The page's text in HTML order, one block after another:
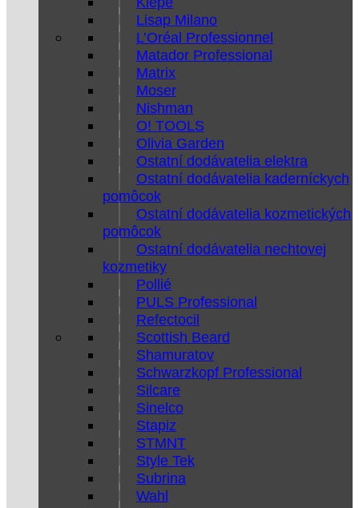
Lisap Milano
L’Oréal Professionnel
Matador Professional
Matrix
Moser
Nishman
O! TOOLS
Olivia Garden
Ostatní dodávatelia elektra
Ostatní dodávatelia kaderníckych
pomôcok
Ostatní dodávatelia kozmetických
pomôcok
Ostatní dodávatelia nechtovej
kozmetiky
Pollié
PULS Professional
Refectocil
Scottish Beard
Shamuratov
Schwarzkopf Professional
Silcare
Sinelco
Stapiz
STMNT
Style Tek
Subrina
Wahl